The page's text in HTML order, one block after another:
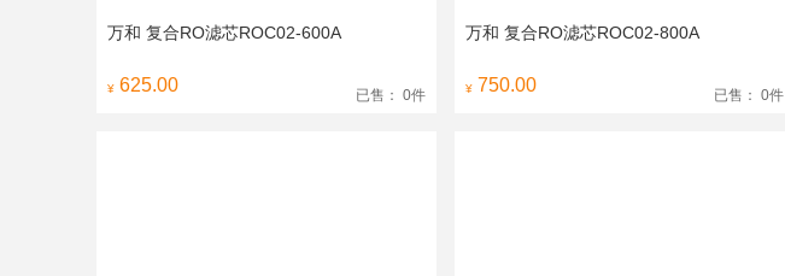
万和 复合RO滤芯ROC02-600A
¥ 625.00 已售： 0件
万和 复合RO滤芯ROC02-800A
¥ 750.00 已售： 0件